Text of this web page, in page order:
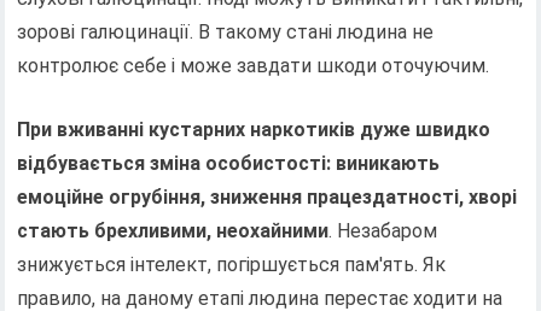
зорові галюцинації. В такому стані людина не
контролює себе і може завдати шкоди оточуючим.
При вживанні кустарних наркотиків дуже швидко
відбувається зміна особистості: виникають
емоційне огрубіння, зниження працездатності, хворі
стають брехливими, неохайними. Незабаром
знижується інтелект, погіршується пам'ять. Як
правило, на даному етапі людина перестає ходити на